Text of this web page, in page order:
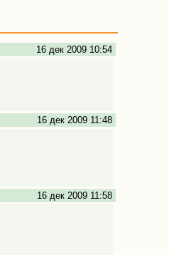
16 дек 2009 10:54
16 дек 2009 11:48
16 дек 2009 11:58